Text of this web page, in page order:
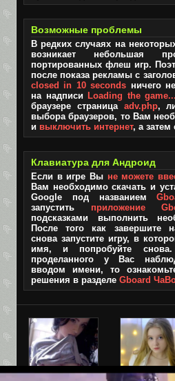
Возможные проблемы
В редких случаях на
возникает небольшая
портированных флеш игр.
после показа рекламы с
closed in 10 seconds ничего
на надписи Loading the game...
браузере страница adv.php,
выбора браузеров, то Вам
и выключить интернет, а затем
Клавиатура для Андроид
Если в игре Вы не можете
Вам необходимо скачать и
Google под названием
запустить приложение
подсказками выполнить
После того как завершите
снова запустите игру, в
имя, и попробуйте
проделанного у Вас
вводом имени, то
решения в разделе Gboard